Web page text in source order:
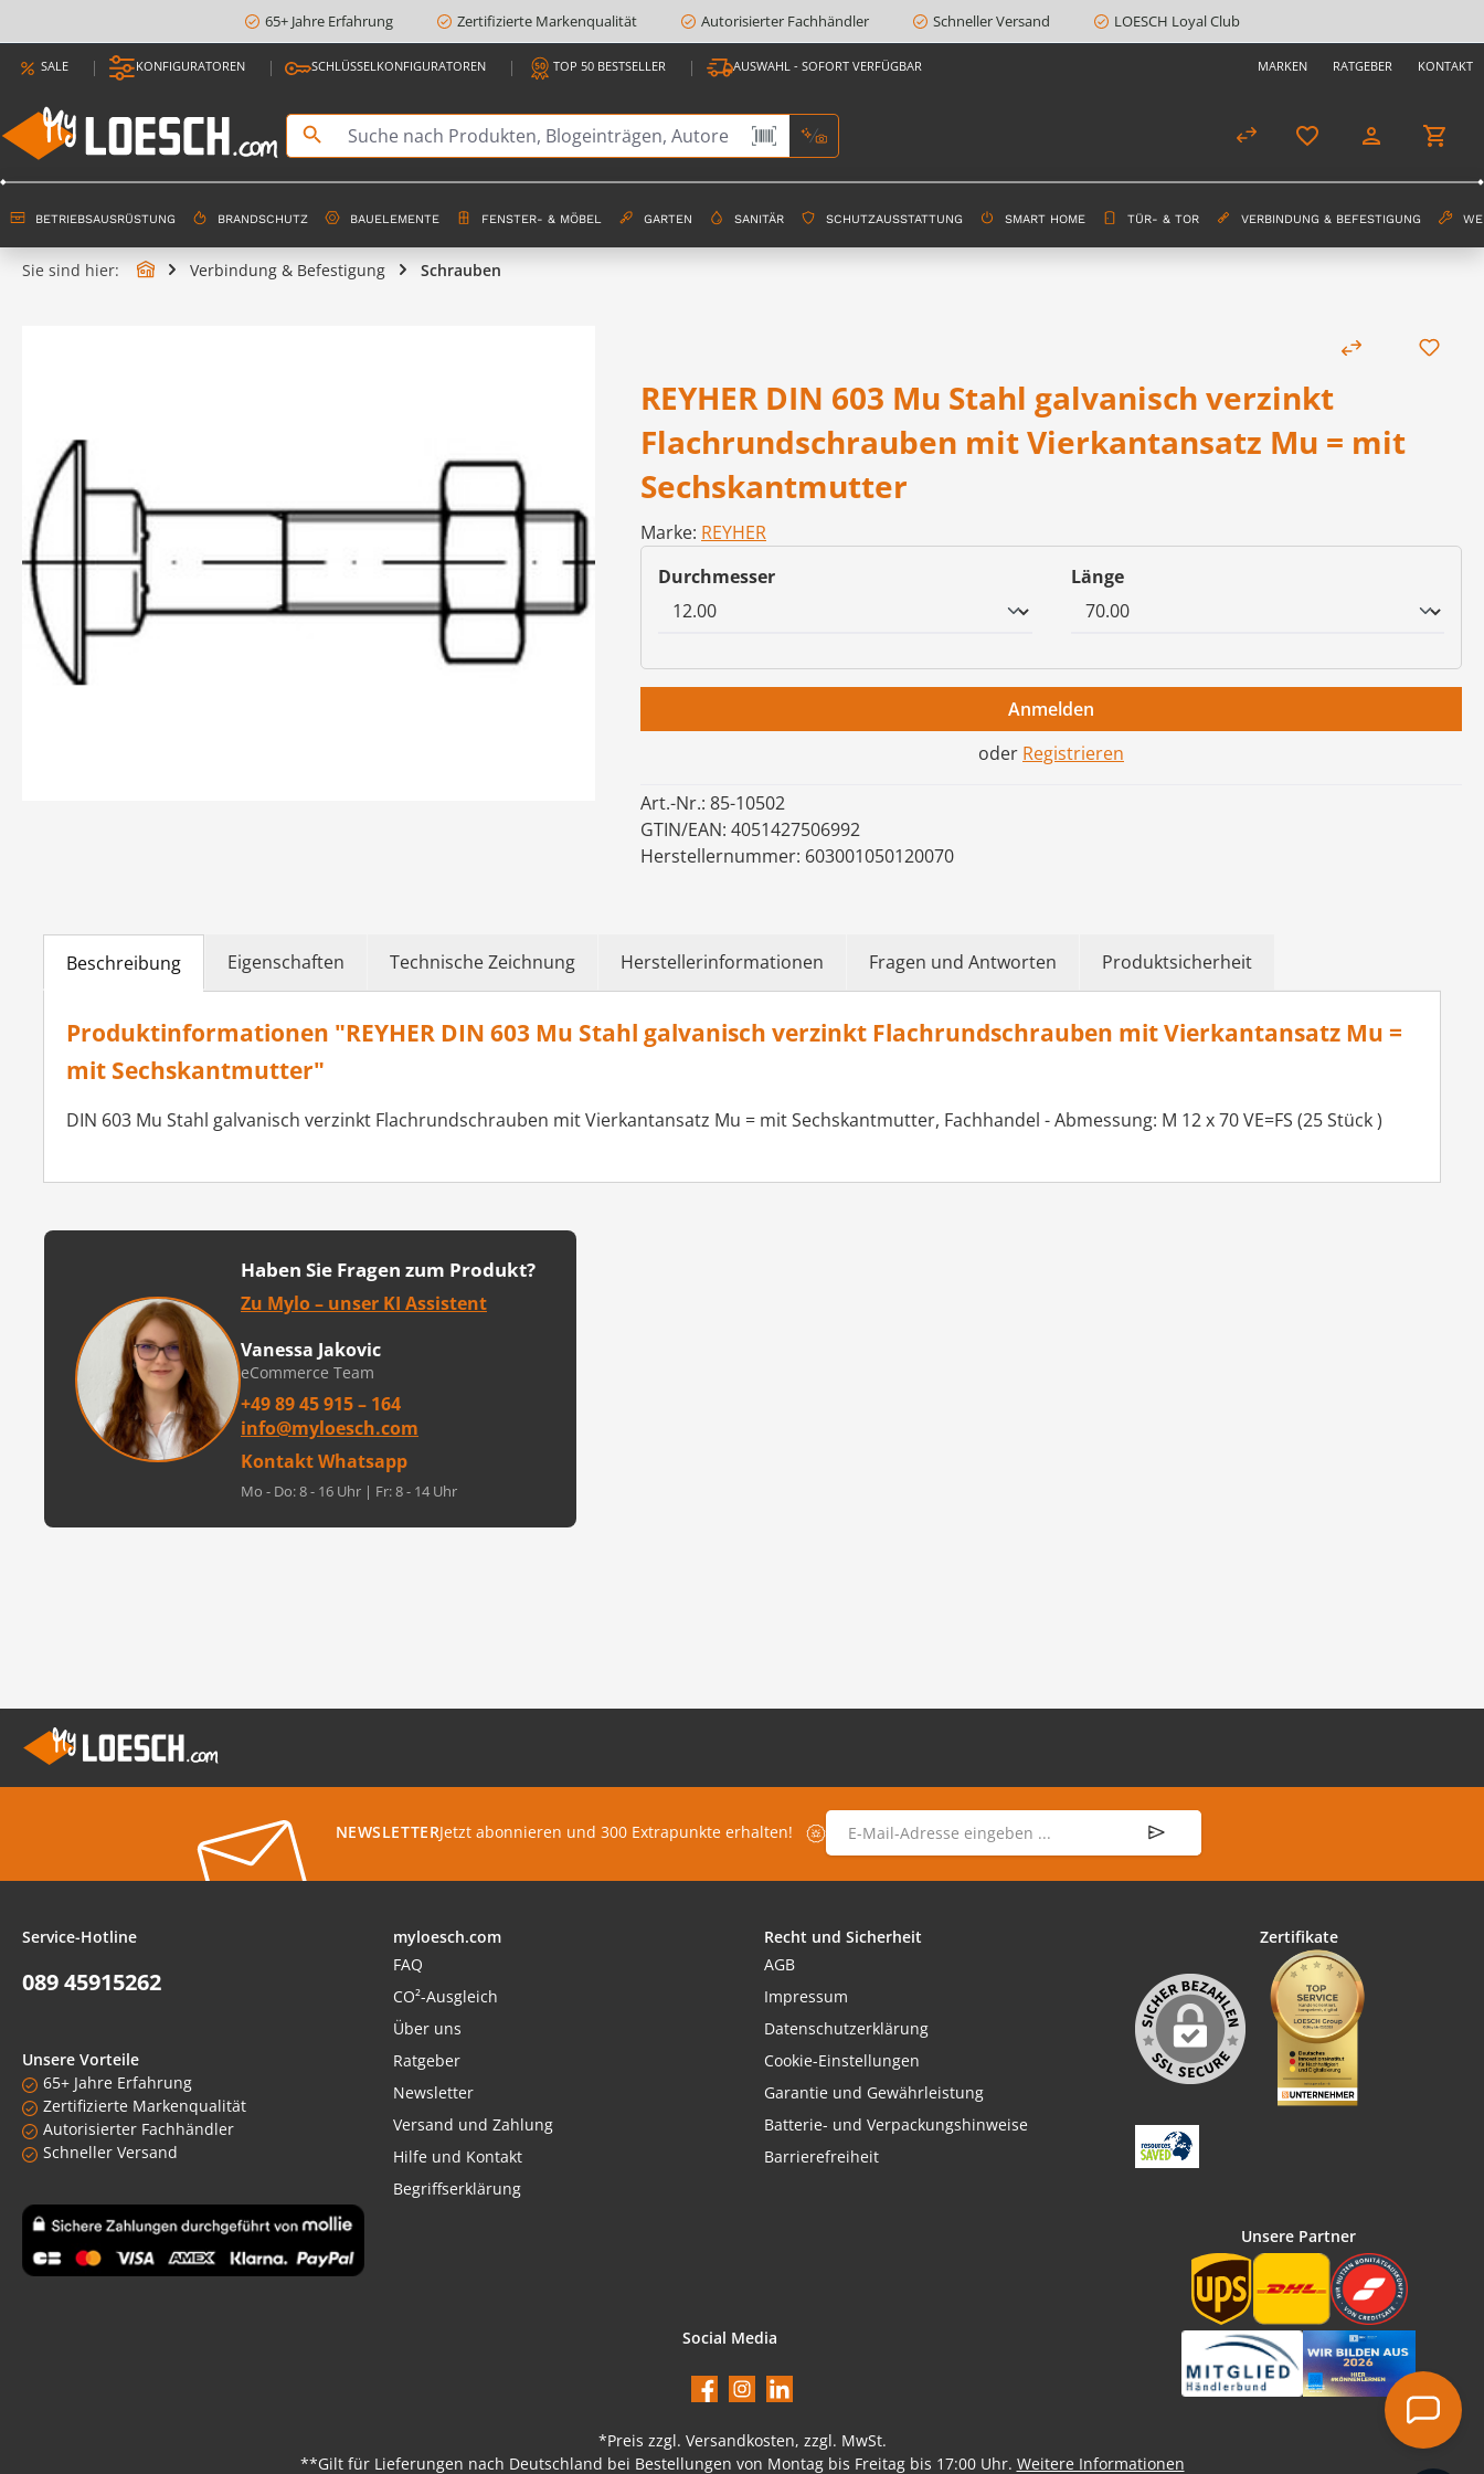
Zur Hauptnavigation springen
65+ Jahre Erfahrung Zertifizierte Markenqualität Autorisierter Fachhändler Schneller Versand LOESCH Loyal Club
SALE KONFIGURATOREN SCHLÜSSELKONFIGURATOREN TOP 50 BESTSELLER AUSWAHL - SOFORT VERFÜGBAR MARKEN RATGEBER KONTAKT
BETRIEBSAUSRÜSTUNG BRANDSCHUTZ BAUELEMENTE FENSTER- & MÖBEL GARTEN SANITÄR SCHUTZAUSSTATTUNG SMART HOME TÜR- & TOR VERBINDUNG & BEFESTIGUNG
Sie sind hier: Verbindung & Befestigung Schrauben
REYHER DIN 603 Mu Stahl galvanisch verzinkt
Flachrundschrauben mit Vierkantansatz Mu = mit
Sechskantmutter
Marke: REYHER
Durchmesserauswählen Längeauswählen
Anmelden
oder Registrieren
Art.-Nr.: 85-10502
GTIN/EAN: 4051427506992
Herstellernummer: 603001050120070
Beschreibung Eigenschaften Technische Zeichnung Herstellerinformationen Fragen und Antworten Produktsicherheit
Produktinformationen "REYHER DIN 603 Mu Stahl galvanisch verzinkt Flachrundschrauben mit Vierkantansatz Mu =
mit Sechskantmutter"
DIN 603 Mu Stahl galvanisch verzinkt Flachrundschrauben mit Vierkantansatz Mu = mit Sechskantmutter, Fachhandel - Abmessung: M 12 x 70 VE=FS (25 Stück )
Haben Sie Fragen zum Produkt?
Zu Mylo – unser KI Assistent
Vanessa Jakovic
eCommerce Team
+49 89 45 915 – 164
info@myloesch.com
Kontakt Whatsapp
Mo - Do: 8 - 16 Uhr | Fr: 8 - 14 Uhr
NEWSLETTERJetzt abonnieren und 300 Extrapunkte erhalten!
E-Mail-Adresse
Service-Hotline
089 45915262
Unsere Vorteile
65+ Jahre Erfahrung
Zertifizierte Markenqualität
Autorisierter Fachhändler
Schneller Versand
myloesch.com
FAQ
CO²-Ausgleich
Über uns
Ratgeber
Newsletter
Versand und Zahlung
Hilfe und Kontakt
Begriffserklärung
Recht und Sicherheit
AGB
Impressum
Datenschutzerklärung
Cookie-Einstellungen
Garantie und Gewährleistung
Batterie- und Verpackungshinweise
Barrierefreiheit
Zertifikate
Unsere Partner
Social Media
FacebookInstagram
LinkedIn
*Preis zzgl. Versandkosten, zzgl. MwSt.
**Gilt für Lieferungen nach Deutschland bei Bestellungen von Montag bis Freitag bis 17:00 Uhr. Weitere Informationen